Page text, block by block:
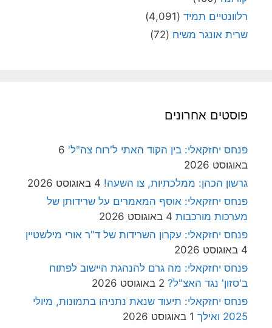
רלוונטיים תמיד (4,091)
שרית אונגר משיח (72)
פוסטים אחרונים
פנחס יחזקאלי: בין הקוד האתי ל'רוח צה"ל' 6
באוגוסט 2026
גרשון הכהן: ממלכתיות, צו השעה! 4 באוגוסט 2026
פנחס יחזקאלי: אוסף המאמרים על שרידותן של
מערכות מורכבות 4 באוגוסט 2026
פנחס יחזקאלי: עקרון השרידות של ד"ר אורי מילשטיין
4 באוגוסט 2026
פנחס יחזקאלי: מה גרם להנהגת היישוב לפתוח
ב'סזון' נגד האצ"ל? 2 באוגוסט 2026
פנחס יחזקאלי: תיעוד שנאת נתניהו בתמונות, מיולי
2025 ואילך
1 באוגוסט 2026